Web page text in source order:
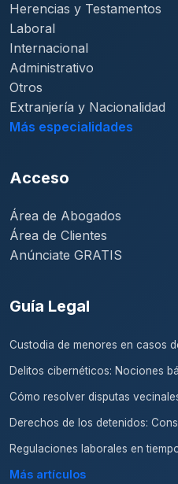
Herencias y Testamentos
Laboral
Internacional
Administrativo
Otros
Extranjería y Nacionalidad
Más especialidades
Acceso
Área de Abogados
Área de Clientes
Anúnciate GRATIS
Guía Legal
Custodia de menores en casos
Delitos cibernéticos: Nociones
Cómo resolver disputas
Derechos de los detenidos:
Regulaciones laborales en
Más artículos